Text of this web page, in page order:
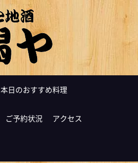
本日のおすすめ料理
ご予約状況 アクセス